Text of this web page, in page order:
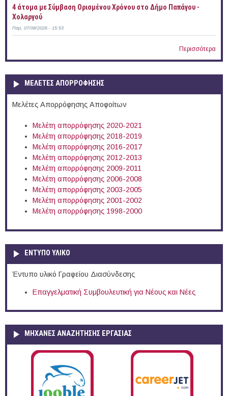
4 άτομα με Σύμβαση Ορισμένου Χρόνου στο Δήμο Παπάγου -
Χολαργού
Παρ, 07/08/2026 - 15:53
Περισσότερα
ΜΕΛΕΤΕΣ ΑΠΟΡΡΟΦΗΣΗΣ
Μελέτες Απορρόφησης Αποφοίτων
Μελέτη απορρόφησης 2020-2021
Μελέτη απορρόφησης 2018-2019
Μελέτη απορρόφησης 2016-2017
Μελέτη απορρόφησης 2012-2013
Μελέτη απορρόφησης 2009-2011
Μελέτη απορρόφησης 2006-2008
Μελέτη απορρόφησης 2003-2005
Μελέτη απορρόφησης 2001-2002
Μελέτη απορρόφησης 1998-2000
ΕΝΤΥΠΟ ΥΛΙΚΟ
Έντυπο υλικό Γραφείου Διασύνδεσης
Επαγγελματική Συμβουλευτική για Νέους και Νέες
ΜΗΧΑΝΕΣ ΑΝΑΖΗΤΗΣΗΣ ΕΡΓΑΣΙΑΣ